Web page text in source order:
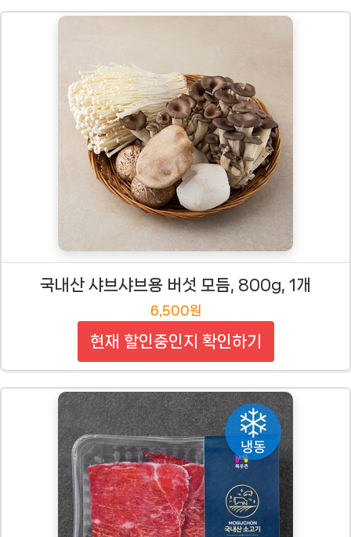
국내산 샤브샤브용 버섯 모듬, 800g, 1개
6,500원
현재 할인중인지 확인하기